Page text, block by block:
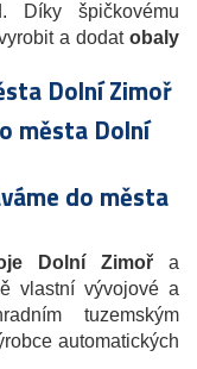
Díky špičkovému
a dodat obaly
Dolní Zimoř
města Dolní
do města
Dolní Zimoř a
vlastní vývojové a
tuzemským
automatických